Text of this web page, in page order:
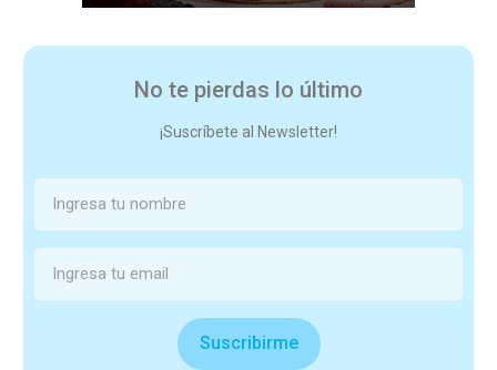
No te pierdas lo último
¡Suscríbete al Newsletter!
Suscribirme